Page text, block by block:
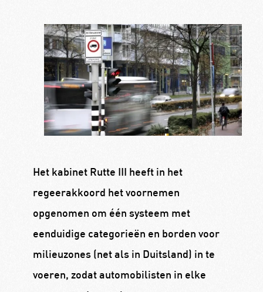
Het kabinet Rutte III heeft in het
regeerakkoord het voornemen
opgenomen om één systeem met
eenduidige categorieën en borden voor
milieuzones (net als in Duitsland) in te
voeren, zodat automobilisten in elke